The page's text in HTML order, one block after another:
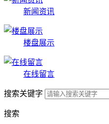
新闻资讯
楼盘展示
在线留言
搜索关键字
搜索